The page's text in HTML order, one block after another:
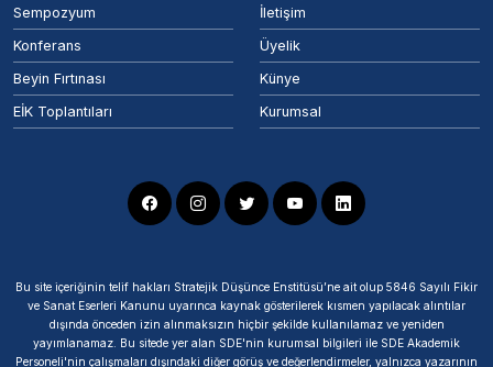
Sempozyum
Konferans
Beyin Fırtınası
EİK Toplantıları
İletişim
Üyelik
Künye
Kurumsal
Bu site içeriğinin telif hakları Stratejik Düşünce Enstitüsü’ne ait olup 5846 Sayılı Fikir
ve Sanat Eserleri Kanunu uyarınca kaynak gösterilerek kısmen yapılacak alıntılar
dışında önceden izin alınmaksızın hiçbir şekilde kullanılamaz ve yeniden
yayımlanamaz. Bu sitede yer alan SDE'nin kurumsal bilgileri ile SDE Akademik
Personeli'nin çalışmaları dışındaki diğer görüş ve değerlendirmeler, yalnızca yazarının